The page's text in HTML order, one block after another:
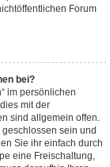
Forum
bei?
im persönlichen
mit der
sind allgemein offen.
sein und
Sie ihr einfach durch
eine Freischaltung,